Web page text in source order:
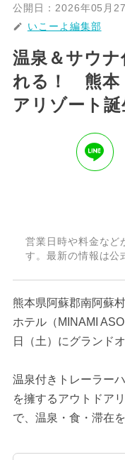
公開日： 2026年05月
いこーよ編集部
温泉＆サウナ
れる！ 熊本
アリゾート誕
営業日時や料金など
す。最新の情報は公
熊本県阿蘇郡南阿蘇
ホテル（MINAMI
日（土）にグランド
温泉付きトレーラー
を擁するアウトドア
で、温泉・食・滞在